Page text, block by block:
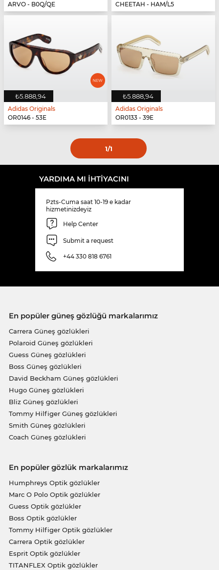
ARVO - B0Q/QE
CHEETAH - HAM/L5
₺5.888,94
Adidas Originals
OR0146 - 53E
₺5.888,94
Adidas Originals
OR0133 - 39E
1/1
YARDIMA MI IHTIYACINI
Pzts-Cuma saat 10-19 e kadar
hizmetinizdeyiz
Help Center
Submit a request
+44 330 818 6761
En popüler güneş gözlüğü markalarımız
Carrera Güneş gözlükleri
Polaroid Güneş gözlükleri
Guess Güneş gözlükleri
Boss Güneş gözlükleri
David Beckham Güneş gözlükleri
Hugo Güneş gözlükleri
Bliz Güneş gözlükleri
Tommy Hilfiger Güneş gözlükleri
Smith Güneş gözlükleri
Coach Güneş gözlükleri
En popüler gözlük markalarımız
Humphreys Optik gözlükler
Marc O Polo Optik gözlükler
Guess Optik gözlükler
Boss Optik gözlükler
Tommy Hilfiger Optik gözlükler
Carrera Optik gözlükler
Esprit Optik gözlükler
TITANFLEX Optik gözlükler